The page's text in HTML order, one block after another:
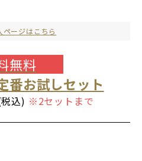
ージはこちら
無料
番お試しセット
込) ※2セットまで